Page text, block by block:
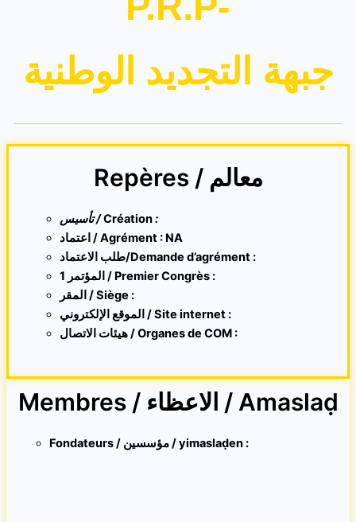
جبهة التجديد الوطنية
Repères / معالم
تأسيس /Création:
اعتماد / Agrément : NA
طلب الاعتماد/Demande d’agrément :
1 المؤتمر / Premier Congrès :
المقر /Siège :
الموقع الإلكتروني /Site internet:
هيئات الاتصال / Organes de COM :
Membres / الاعظاء / Amaslaḍ
Fondateurs / مؤسسين / yimaslaḍen :